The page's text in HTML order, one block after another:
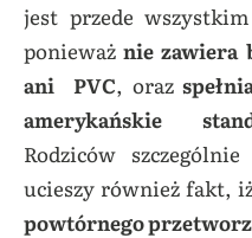
jest przede
ponieważ nie zawiera
ani PVC, oraz
amerykańskie
Rodziców
ucieszy również fakt,
powtórnego